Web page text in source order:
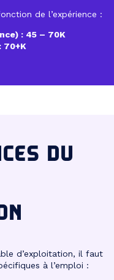
de l’expérience :
: 45 – 70K
70+K
DU
d’exploitation, il faut
à l’emploi :